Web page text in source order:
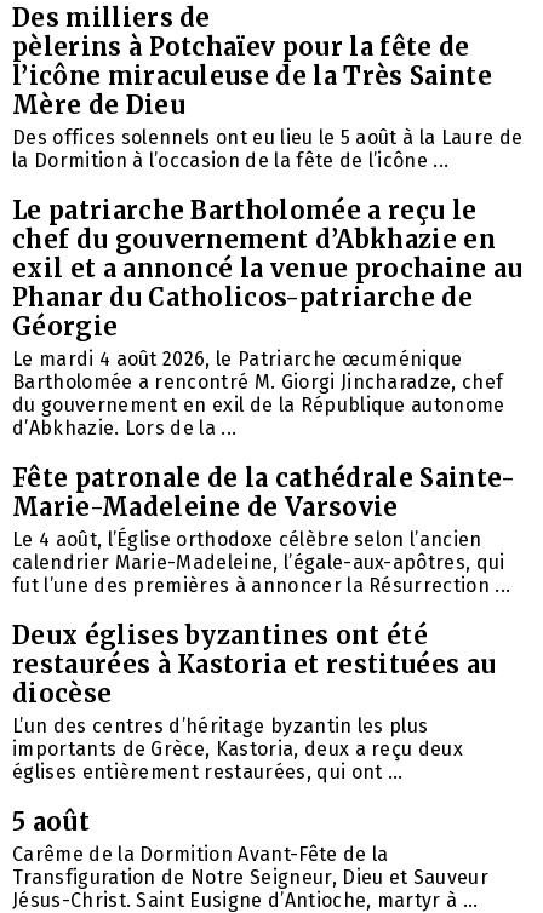
Des milliers de
pèlerins à Potchaïev pour la fête de
l’icône miraculeuse de la Très Sainte
Mère de Dieu
Des offices solennels ont eu lieu le 5 août à la Laure de
la Dormition à l’occasion de la fête de l’icône ...
Le patriarche Bartholomée a reçu le
chef du gouvernement d’Abkhazie en
exil et a annoncé la venue prochaine au
Phanar du Catholicos-patriarche de
Géorgie
Le mardi 4 août 2026, le Patriarche œcuménique
Bartholomée a rencontré M. Giorgi Jincharadze, chef
du gouvernement en exil de la République autonome
d’Abkhazie. Lors de la ...
Fête patronale de la cathédrale Sainte-
Marie-Madeleine de Varsovie
Le 4 août, l’Église orthodoxe célèbre selon l’ancien
calendrier Marie-Madeleine, l’égale-aux-apôtres, qui
fut l’une des premières à annoncer la Résurrection ...
Deux églises byzantines ont été
restaurées à Kastoria et restituées au
diocèse
L’un des centres d’héritage byzantin les plus
importants de Grèce, Kastoria, deux a reçu deux
églises entièrement restaurées, qui ont ...
5 août
Carême de la Dormition Avant-Fête de la
Transfiguration de Notre Seigneur, Dieu et Sauveur
Jésus-Christ. Saint Eusigne d’Antioche, martyr à ...